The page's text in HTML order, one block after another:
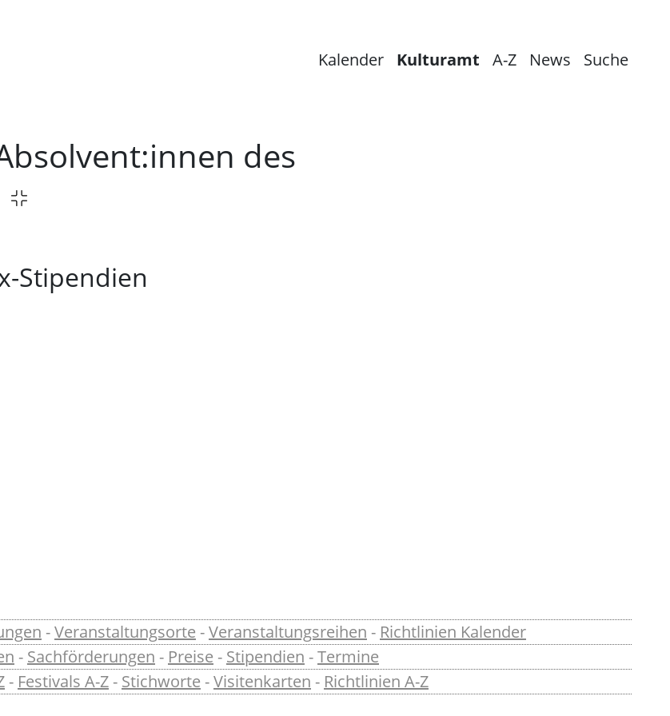
Kalender Kulturamt A-Z News Suche
des
Stipendien
-Veranstaltungsorte -Veranstaltungsreihen - Richtlinien Kalender
- Sachförderungen - Preise - Stipendien -Termine
- Festivals A-Z - Stichworte -Visitenkarten - Richtlinien A-Z